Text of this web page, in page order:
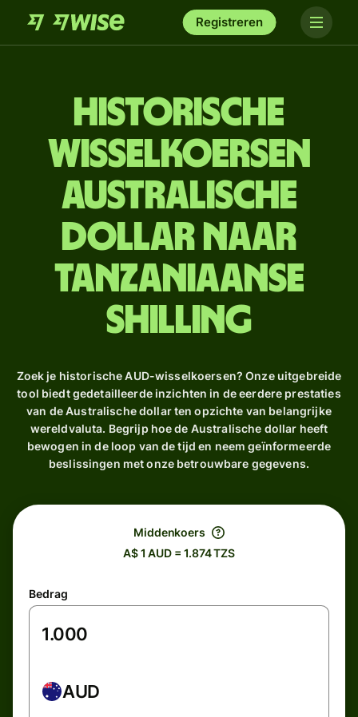
Registreren
Historische
wisselkoersen
Australische
dollar naar
Tanzaniaanse
shilling
Zoek je historische AUD-wisselkoersen? Onze uitgebreide
tool biedt gedetailleerde inzichten in de eerdere prestaties
van de Australische dollar ten opzichte van belangrijke
wereldvaluta. Begrijp hoe de Australische dollar heeft
bewogen in de loop van de tijd en neem geïnformeerde
beslissingen met onze betrouwbare gegevens.
Middenkoers
A$ 1 AUD = 1.874 TZS
Bedrag
AUD